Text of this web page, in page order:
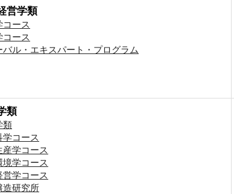
営学類
ース
ース
バル・エキスパート・プログラム
類
類
コース
産学コース
学コース
営学コース
造研究所